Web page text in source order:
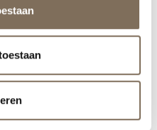
of behandeplan willen
contact met ons op
of 030 – 751 02 69.